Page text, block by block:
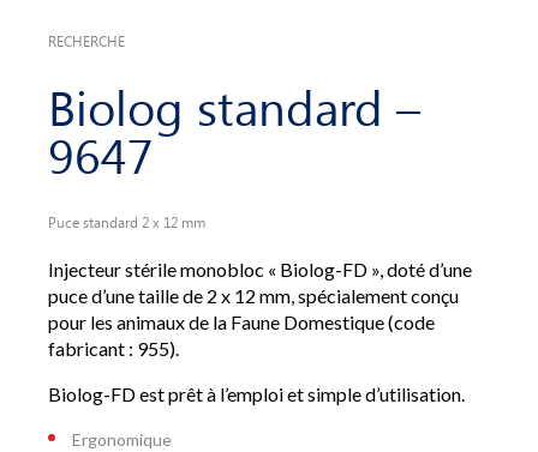
RECHERCHE
Biolog standard –
9647
Puce standard 2 x 12 mm
Injecteur stérile monobloc « Biolog-FD », doté d’une
puce d’une taille de 2 x 12 mm, spécialement conçu
pour les animaux de la Faune Domestique (code
fabricant : 955).
Biolog-FD est prêt à l’emploi et simple d’utilisation.
Ergonomique